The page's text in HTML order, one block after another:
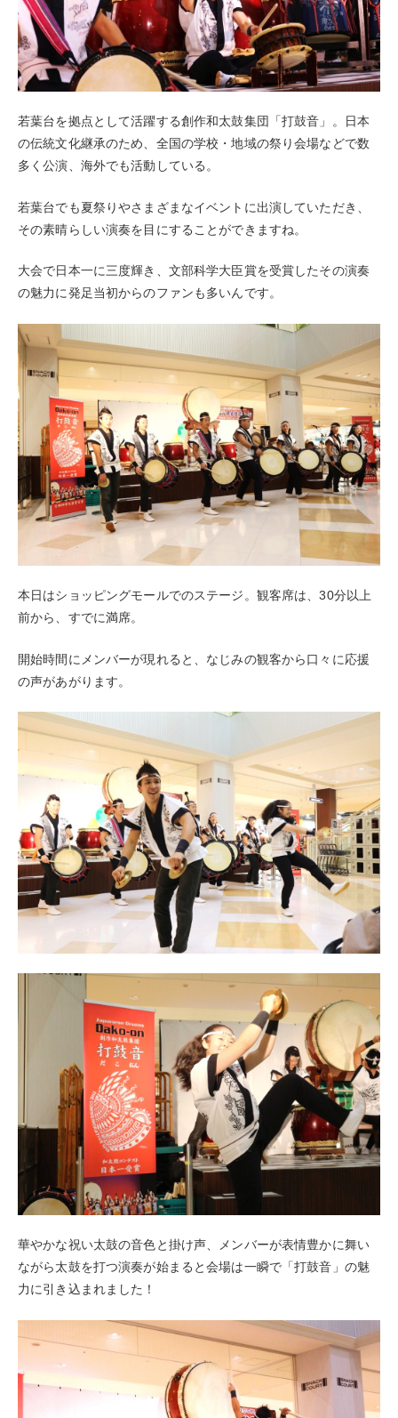
若葉台を拠点として活躍する創作和太鼓集団「打鼓音」。日本
の伝統文化継承のため、全国の学校・地域の祭り会場などで数
多く公演、海外でも活動している。
若葉台でも夏祭りやさまざまなイベントに出演していただき、
その素晴らしい演奏を目にすることができますね。
大会で日本一に三度輝き、文部科学大臣賞を受賞したその演奏
の魅力に発足当初からのファンも多いんです。
本日はショッピングモールでのステージ。観客席は、30分以上
前から、すでに満席。
開始時間にメンバーが現れると、なじみの観客から口々に応援
の声があがります。
華やかな祝い太鼓の音色と掛け声、メンバーが表情豊かに舞い
ながら太鼓を打つ演奏が始まると会場は一瞬で「打鼓音」の魅
力に引き込まれました！